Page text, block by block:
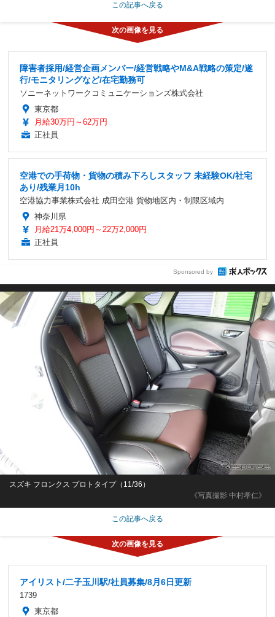
この記事へ戻る
障害者採用/経営企画メンバー/経営戦略やM&A戦略の策定/遂
行/モニタリングなど/在宅勤務可
ソニーネットワークコミュニケーションズ株式会社
東京都
月給30万円～62万円
正社員
空港での手荷物・貨物の積み下ろしスタッフ 未経験OK/社宅
あり/残業月10h
空港協力事業株式会社 成田空港 貨物地区内・制限区域内
神奈川県
月給21万4,000円～22万2,000円
正社員
Sponsored by
《写真撮影 中村孝仁》
スズキ フロンクス プロトタイプ（11/36）
この記事へ戻る
アイリスト/二子玉川駅/社員募集/8月6日更新
1739
東京都